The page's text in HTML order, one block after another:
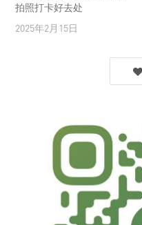
拍照打卡好去处
2025年2月15日